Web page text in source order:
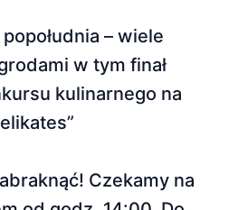
– wiele
w tym finał
kulinarnego na
Czekamy na